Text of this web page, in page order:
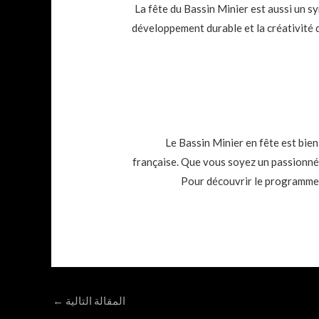
La fête du Bassin Minier est aussi un
développement durable et la créativité
Le Bassin Minier en fête est bien
française. Que vous soyez un
Pour découvrir le
المقالة التالية ←